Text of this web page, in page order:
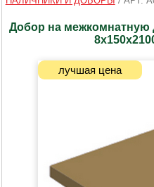
Добор на